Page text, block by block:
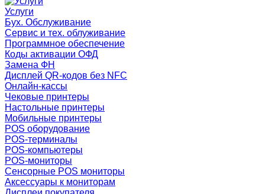
Услуги
Бух. Обслуживание
Сервис и тех. облуживание
Программное обеспечение
Коды активации ОФД
Замена ФН
Дисплей QR-кодов без NFC
Онлайн-кассы
Чековые принтеры
Настольные принтеры
Мобильные принтеры
POS оборудование
POS-терминалы
POS-компьютеры
POS-мониторы
Сенсорные POS мониторы
Аксессуары к мониторам